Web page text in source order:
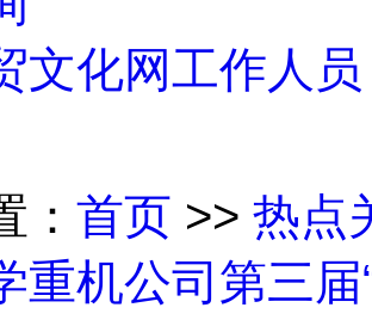
文化网工作人员
： 首页 >> 热点
重机公司第三届